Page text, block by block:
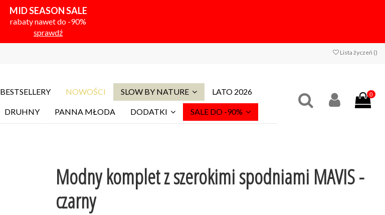
MID SEASON SALE
rabaty nawet do -90%
sprawdź
Lista życzeń ()
BESTSELLERY NOWOŚCI SLOW BY NATURE LATO 2026
DRUHNY PANNA MŁODA DODATKI SALE DO -90%
0
Modny komplet z szerokimi spodniami MAVIS -
czarny